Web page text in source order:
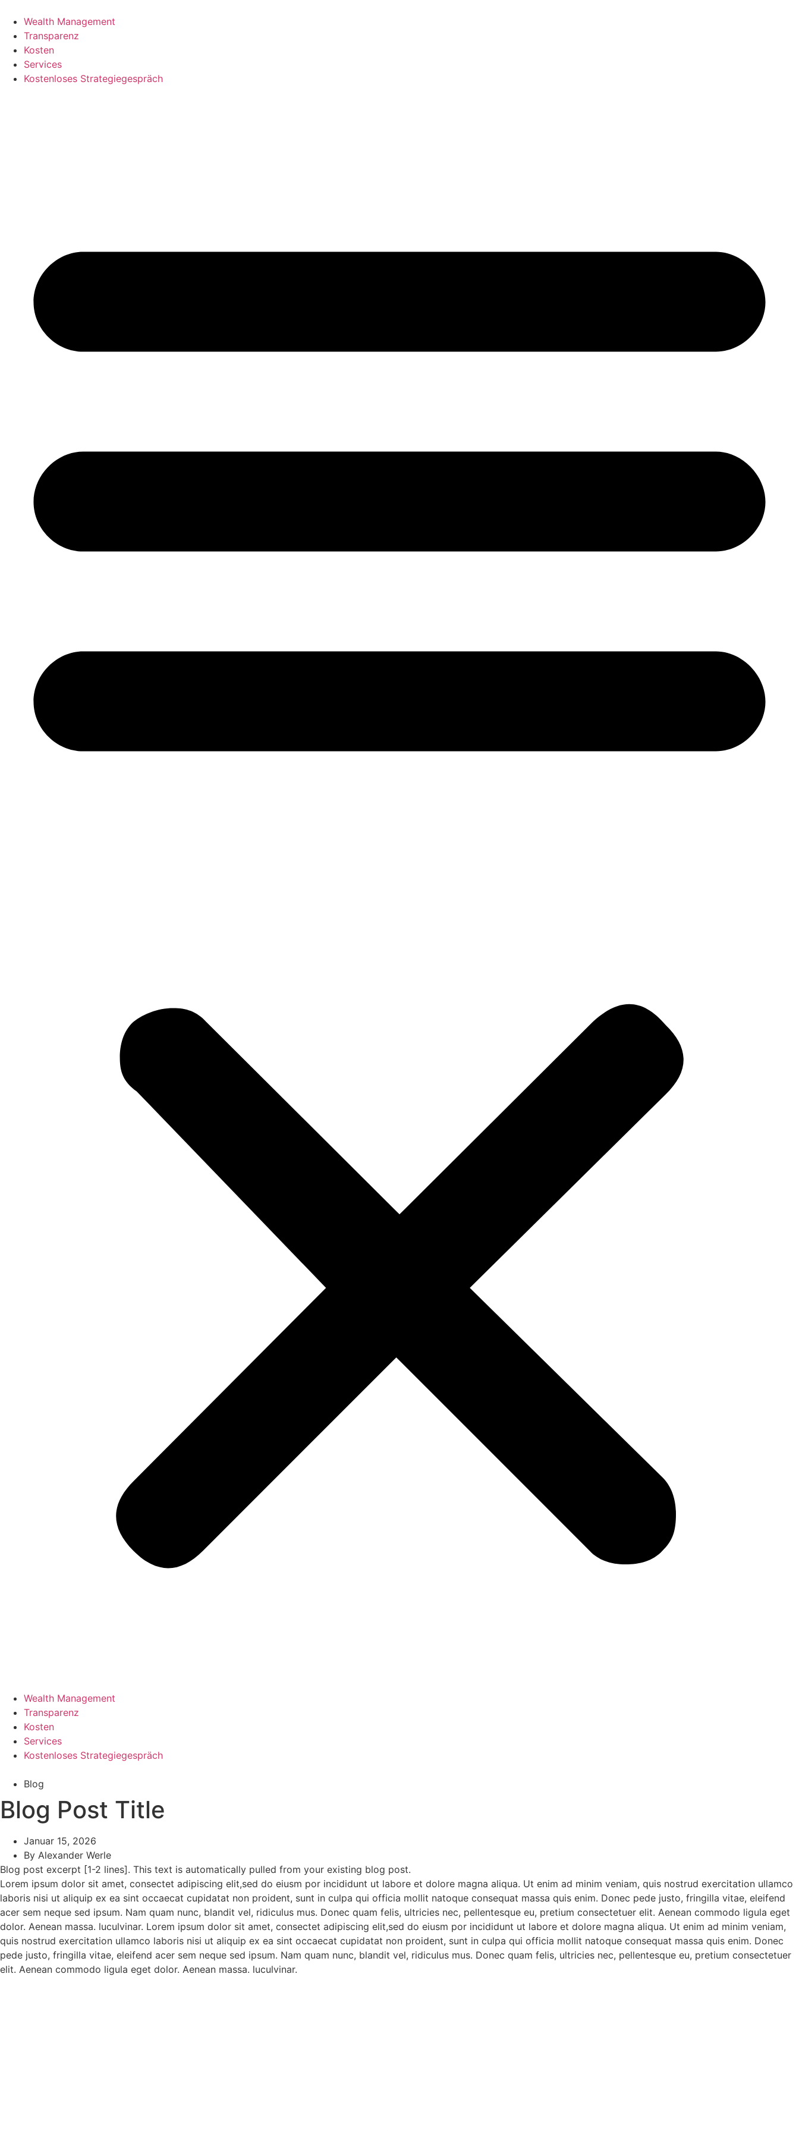
Inhalt
springen
Wealth Management
Transparenz
Kosten
Services
Kostenloses Strategiegespräch
Wealth Management
Transparenz
Kosten
Services
Kostenloses Strategiegespräch
Blog
Blog Post Title
Januar 15, 2026
By Alexander Werle
Blog post excerpt [1-2 lines]. This text is automatically pulled from your existing blog post.
Lorem ipsum dolor sit amet, consectet adipiscing elit,sed do eiusm por incididunt ut labore et dolore magna aliqua. Ut enim ad minim veniam, quis nostrud exercitation ullamco
laboris nisi ut aliquip ex ea sint occaecat cupidatat non proident, sunt in culpa qui officia mollit natoque consequat massa quis enim. Donec pede justo, fringilla vitae, eleifend
acer sem neque sed ipsum. Nam quam nunc, blandit vel, ridiculus mus. Donec quam felis, ultricies nec, pellentesque eu, pretium consectetuer elit. Aenean commodo ligula eget
dolor. Aenean massa. luculvinar. Lorem ipsum dolor sit amet, consectet adipiscing elit,sed do eiusm por incididunt ut labore et dolore magna aliqua. Ut enim ad minim veniam,
quis nostrud exercitation ullamco laboris nisi ut aliquip ex ea sint occaecat cupidatat non proident, sunt in culpa qui officia mollit natoque consequat massa quis enim. Donec
pede justo, fringilla vitae, eleifend acer sem neque sed ipsum. Nam quam nunc, blandit vel, ridiculus mus. Donec quam felis, ultricies nec, pellentesque eu, pretium consectetuer
elit. Aenean commodo ligula eget dolor. Aenean massa. luculvinar.